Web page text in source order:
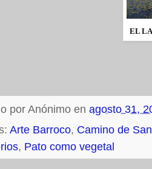
EL
por Anónimo en agosto 31,
Arte Barroco, Camino de
, Pato como vegetal